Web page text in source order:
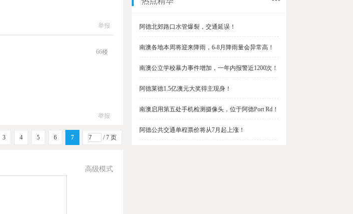
举报
66楼
举报
3 4 5 6 7 / 7 页
高级模式
阿德北郊路口水管爆裂，交通延误！
南澳各地本周将迎来降雨，6-8月降雨量会异常高！
南澳公立学校暴力事件增加，一年内报警近1200次！
阿德莱德1.5亿澳元大奖得主现身！
南澳启用第五处手机检测摄像头，位于阿德Port Rd！
阿德公共交通单程票价将从7月起上涨！